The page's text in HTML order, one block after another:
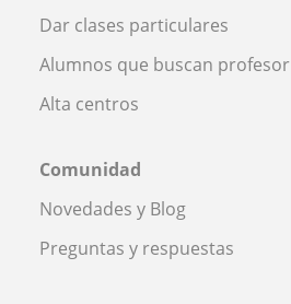
Dar clases particulares
Alumnos que buscan profesor
Alta centros
Comunidad
Novedades y Blog
Preguntas y respuestas